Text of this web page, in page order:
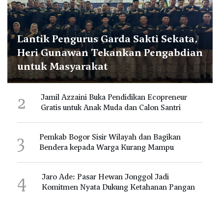
Lantik Pengurus Garda Sakti Sekata,
Heri Gunawan Tekankan Pengabdian
untuk Masyarakat
2
Jamil Azzaini Buka Pendidikan Ecopreneur
Gratis untuk Anak Muda dan Calon Santri
3
Pemkab Bogor Sisir Wilayah dan Bagikan
Bendera kepada Warga Kurang Mampu
4
Jaro Ade: Pasar Hewan Jonggol Jadi
Komitmen Nyata Dukung Ketahanan Pangan